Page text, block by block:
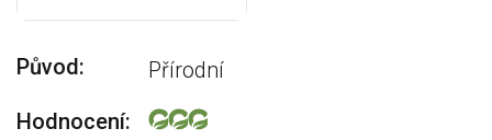
Původ:
Přírodní
Hodnocení: